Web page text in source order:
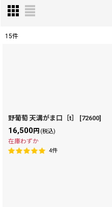
15件
野葡萄 天溝がま口［t］ [72600]
16,500円 (税込)
在庫わずか
4件